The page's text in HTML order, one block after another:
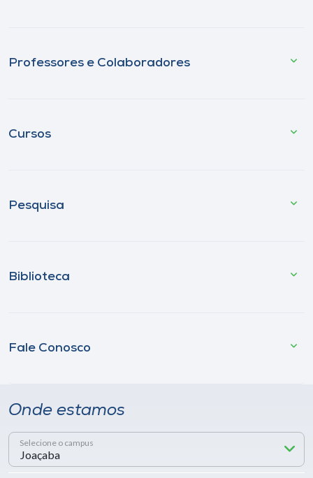
Professores e Colaboradores
Cursos
Pesquisa
Biblioteca
Fale Conosco
Onde estamos
Selecione o campus